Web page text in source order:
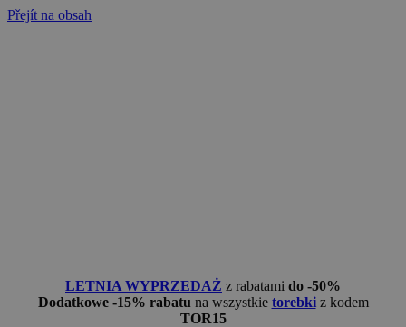
Přejít na obsah
LETNIA WYPRZEDAŻ z rabatami do -50%
Dodatkowe -15% rabatu na wszystkie torebkiz kodem
TOR15